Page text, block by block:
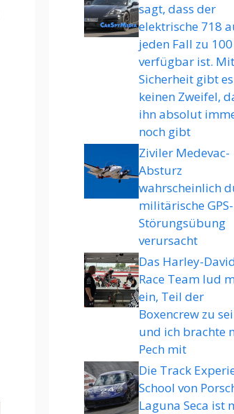
sagt, dass der
elektrische 718
jeden Fall zu 100
verfügbar ist. Mit
Sicherheit gibt es
keinen Zweifel,
ihn absolut
noch gibt
Ziviler Medevac-
Absturz
wahrscheinlich
militärische GPS-
Störungsübung
verursacht
Das Harley-
Race Team lud
ein, Teil der
Boxencrew zu
und ich brachte
Pech mit
Die Track
School von
Laguna Seca ist